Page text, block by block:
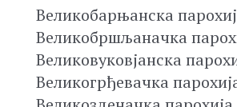
Великобарњанска
Великобршљаначка
Великовуковјанска
Великогрђевачка